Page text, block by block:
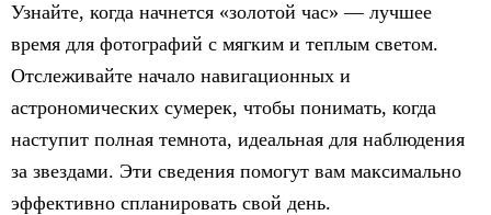
Узнайте, когда начнется «золотой час» — лучшее
время для фотографий с мягким и теплым светом.
Отслеживайте начало навигационных и
астрономических сумерек, чтобы понимать, когда
наступит полная темнота, идеальная для наблюдения
за звездами. Эти сведения помогут вам максимально
эффективно спланировать свой день.